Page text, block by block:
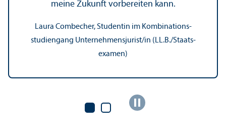
meine Zukunft vorbereiten kann.
Laura Combecher, Studentin im Kombinations­
studien­gang Unter­nehmens­jurist/in (LL.B./Staats­
examen)